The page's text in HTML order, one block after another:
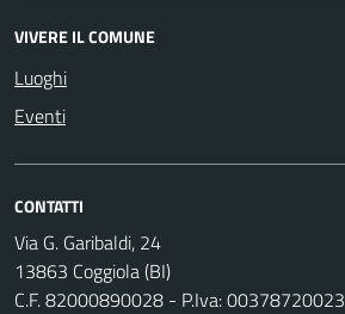
VIVERE IL COMUNE
Luoghi
Eventi
CONTATTI
Via G. Garibaldi, 24
13863 Coggiola (BI)
C.F. 82000890028 - P.Iva: 00378720023